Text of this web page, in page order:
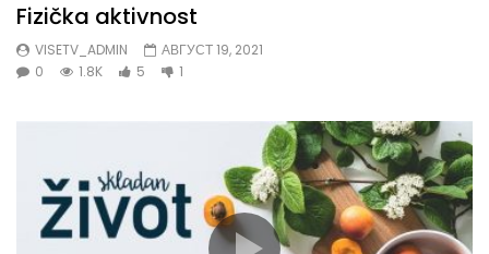
Fizička aktivnost
VISETV_ADMIN
АВГУСТ 19, 2021
0
1.8K 5 1